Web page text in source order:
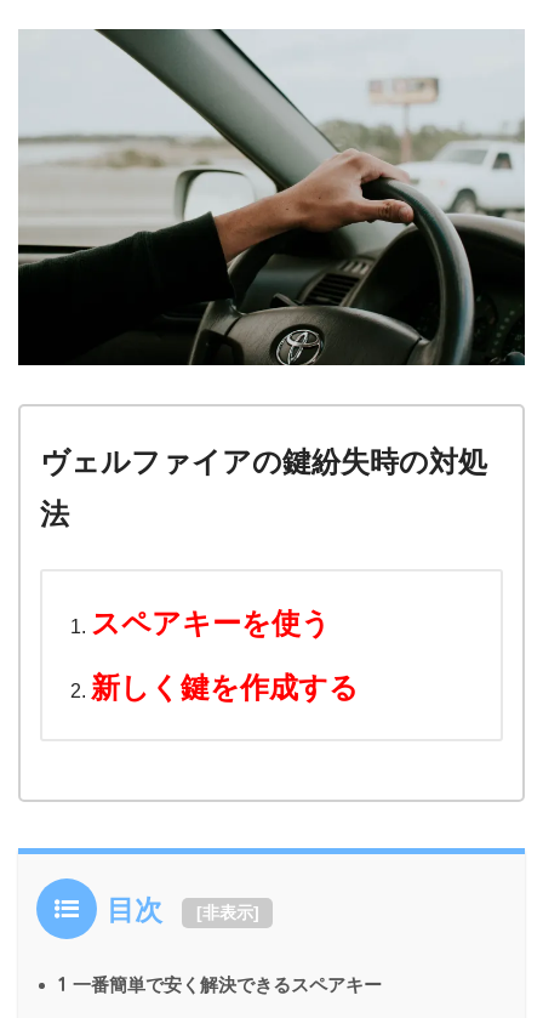
ヴェルファイアの鍵紛失時の対処
法
スペアキーを使う
新しく鍵を作成する
目次 [非表示]
1 一番簡単で安く解決できるスペアキー